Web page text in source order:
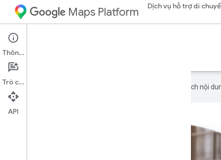
Maps Platform Dịch vụ hỗ trợ di
Mobility Services
Theo dõi và ghi nhật ký hoạt động của nhóm thiết bị.
Google sử dụng công nghệ AI để dịch nội
Thông tin
Trò chuyện
API